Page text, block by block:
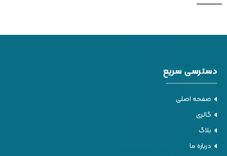
دسترسی سریع
صفحه اصلی
گالری
بلاگ
درباره ما